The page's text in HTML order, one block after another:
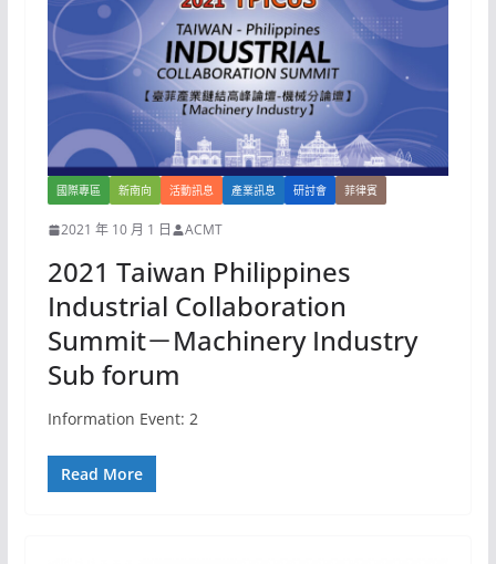
國際專區 新南向 活動訊息 產業訊息 研討會 菲律賓
2021 年 10 月 1 日 ACMT
2021 Taiwan Philippines
Industrial Collaboration
Summit－Machinery Industry
Sub forum
Information Event: 2
Read More